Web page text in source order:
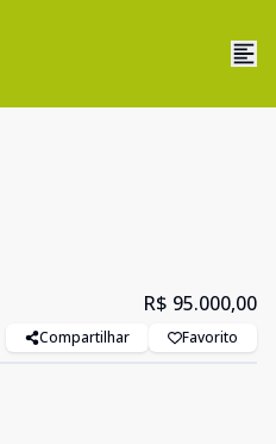
R$ 95.000,00
Compartilhar Favorito